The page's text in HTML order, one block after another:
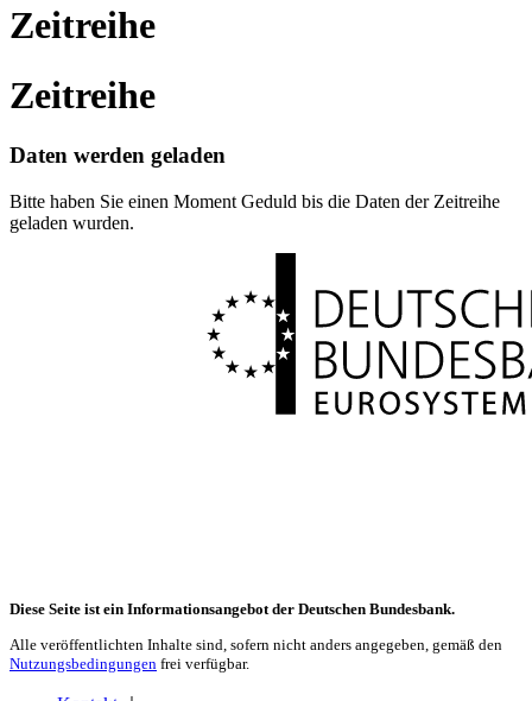
Zeitreihe
Zeitreihe
Daten werden geladen
Bitte haben Sie einen Moment Geduld bis die Daten der Zeitreihe
geladen wurden.
Diese Seite ist ein Informationsangebot der Deutschen Bundesbank.
Alle veröffentlichten Inhalte sind, sofern nicht anders angegeben, gemäß den
Nutzungsbedingungen frei verfügbar.